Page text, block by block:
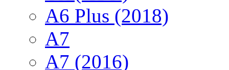
A6 Plus (2018)
A7
A7 (2016)